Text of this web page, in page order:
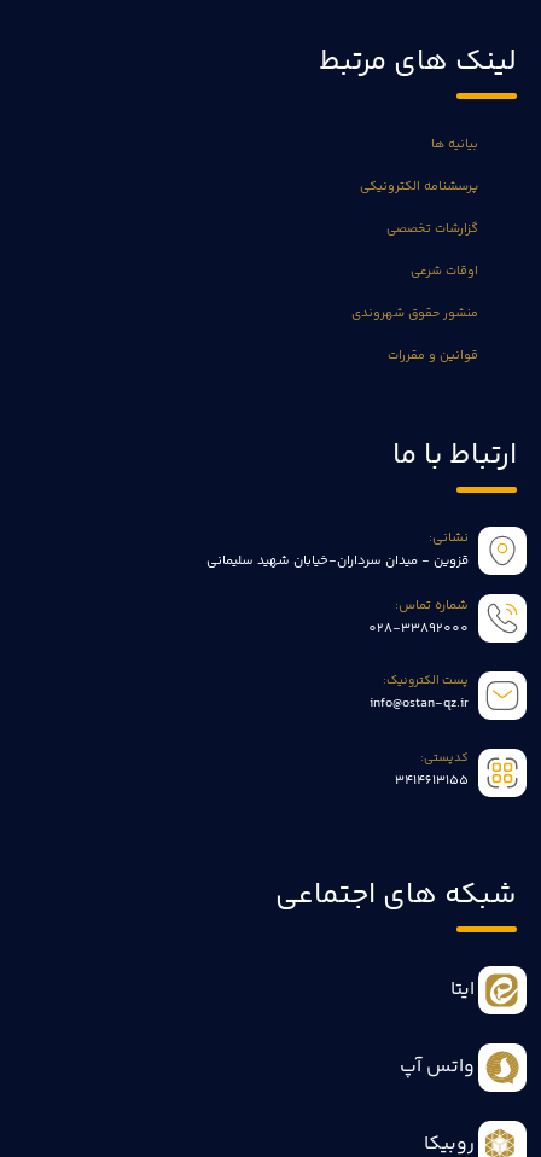
لینک های مرتبط
بیانیه ها
پرسشنامه الکترونیکی
گزارشات تخصصی
اوقات شرعی
منشور حقوق شهروندی
قوانین و مقررات
ارتباط با ما
نشانی:
قزوین - میدان سرداران-خیابان شهید سلیمانی
شماره تماس:
028-33892000
پست الکترونیک:
info@ostan-qz.ir
کدپستی:
3414613155
شبکه های اجتماعی
ایتا
واتس آپ
روبیکا